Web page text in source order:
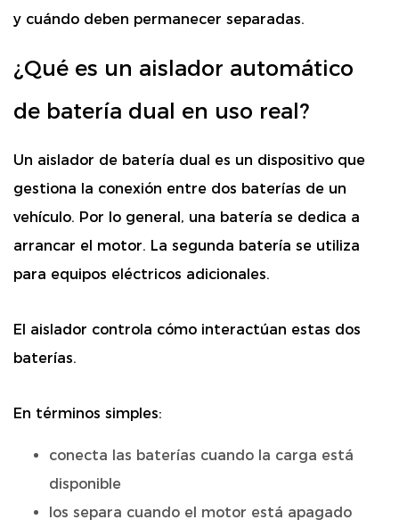
y cuándo deben permanecer separadas.
¿Qué es un aislador automático
de batería dual en uso real?
Un aislador de batería dual es un dispositivo que
gestiona la conexión entre dos baterías de un
vehículo. Por lo general, una batería se dedica a
arrancar el motor. La segunda batería se utiliza
para equipos eléctricos adicionales.
El aislador controla cómo interactúan estas dos
baterías.
En términos simples:
conecta las baterías cuando la carga está
disponible
los separa cuando el motor está apagado